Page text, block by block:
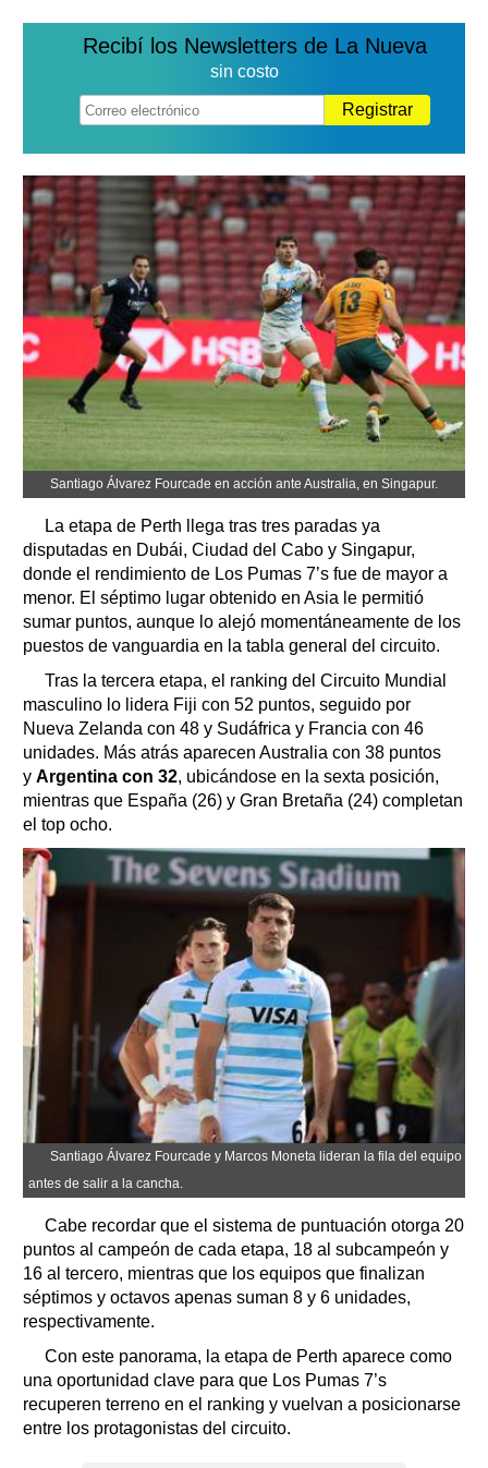
Recibí los Newsletters de La Nueva
sin costo
Registrar
Santiago Álvarez Fourcade en acción ante Australia, en Singapur.
La etapa de Perth llega tras tres paradas ya
disputadas en Dubái, Ciudad del Cabo y Singapur,
donde el rendimiento de Los Pumas 7’s fue de mayor a
menor. El séptimo lugar obtenido en Asia le permitió
sumar puntos, aunque lo alejó momentáneamente de los
puestos de vanguardia en la tabla general del circuito.
Tras la tercera etapa, el ranking del Circuito Mundial
masculino lo lidera Fiji con 52 puntos, seguido por
Nueva Zelanda con 48 y Sudáfrica y Francia con 46
unidades. Más atrás aparecen Australia con 38 puntos
y Argentina con 32, ubicándose en la sexta posición,
mientras que España (26) y Gran Bretaña (24) completan
el top ocho.
Santiago Álvarez Fourcade y Marcos Moneta lideran la fila del equipo
antes de salir a la cancha.
Cabe recordar que el sistema de puntuación otorga 20
puntos al campeón de cada etapa, 18 al subcampeón y
16 al tercero, mientras que los equipos que finalizan
séptimos y octavos apenas suman 8 y 6 unidades,
respectivamente.
Con este panorama, la etapa de Perth aparece como
una oportunidad clave para que Los Pumas 7’s
recuperen terreno en el ranking y vuelvan a posicionarse
entre los protagonistas del circuito.